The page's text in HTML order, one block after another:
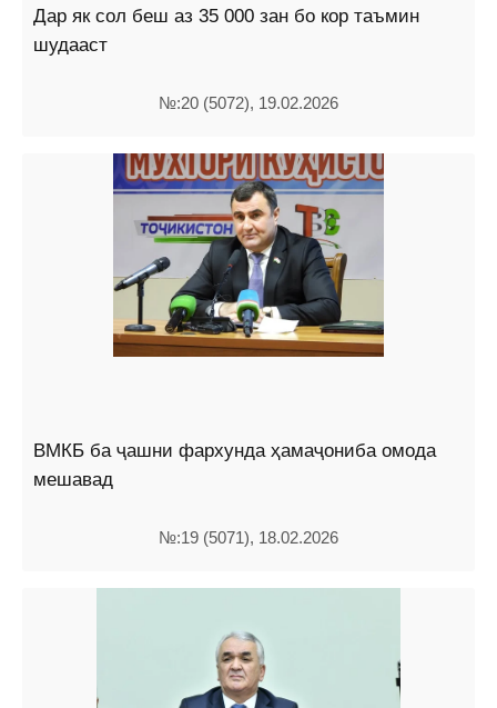
Дар як сол беш аз 35 000 зан бо кор таъмин
шудааст
№:20 (5072), 19.02.2026
ВМКБ ба ҷашни фархунда ҳамаҷониба омода
мешавад
№:19 (5071), 18.02.2026